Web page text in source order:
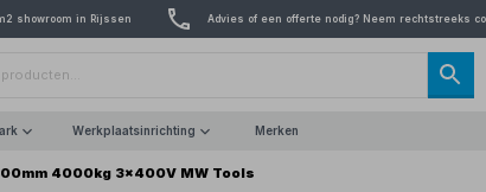
showroom in Rijssen Advies of een offerte nodig? Neem rechtstreeks
Werkplaatsinrichting Merken
4000kg 3x400V MW Tools